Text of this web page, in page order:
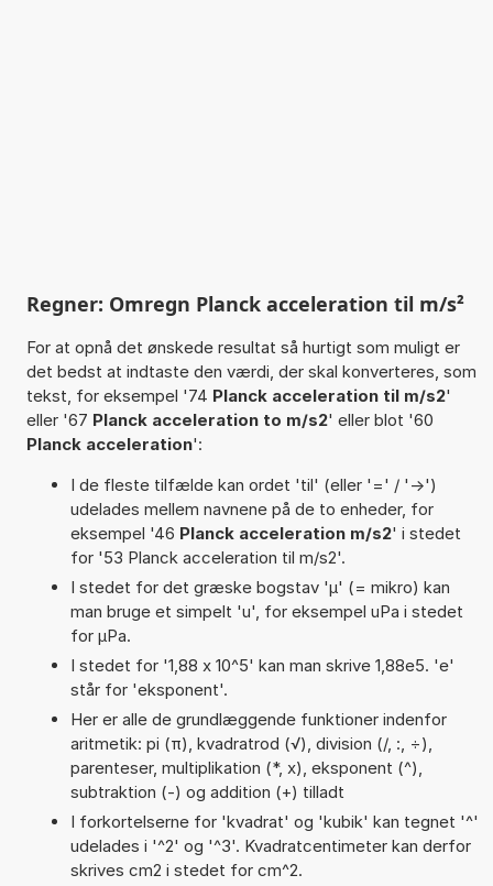
Regner: Omregn Planck acceleration til m/s²
For at opnå det ønskede resultat så hurtigt som muligt er
det bedst at indtaste den værdi, der skal konverteres, som
tekst, for eksempel '74 Planck acceleration til m/s2'
eller '67 Planck acceleration to m/s2' eller blot '60
Planck acceleration':
I de fleste tilfælde kan ordet 'til' (eller '=' / '->')
udelades mellem navnene på de to enheder, for
eksempel '46 Planck acceleration m/s2' i stedet
for '53 Planck acceleration til m/s2'.
I stedet for det græske bogstav 'µ' (= mikro) kan
man bruge et simpelt 'u', for eksempel uPa i stedet
for µPa.
I stedet for '1,88 x 10^5' kan man skrive 1,88e5. 'e'
står for 'eksponent'.
Her er alle de grundlæggende funktioner indenfor
aritmetik: pi (π), kvadratrod (√), division (/, :, ÷),
parenteser, multiplikation (*, x), eksponent (^),
subtraktion (-) og addition (+) tilladt
I forkortelserne for 'kvadrat' og 'kubik' kan tegnet '^'
udelades i '^2' og '^3'. Kvadratcentimeter kan derfor
skrives cm2 i stedet for cm^2.